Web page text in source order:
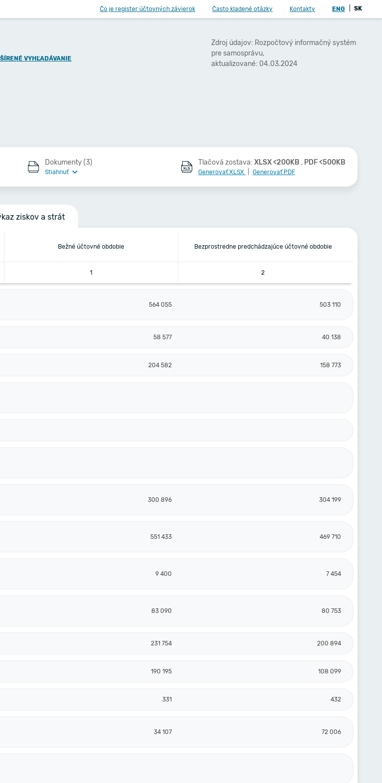
Čo je register účtovných závierok Často kladené otázky Kontakty ENG SK
VYHĽADÁVANIE
Zdroj údajov: Rozpočtový informačný systém
pre samosprávu,
aktualizované: 04.03.2024
Dokumenty (3)
Stiahnuť
Tlačová zostava: XLSX <200KB , PDF <500KB
Generovať XLSX Generovať PDF
ziskov a strát
Bežné účtovné obdobie Bezprostredne predchádzajúce účtovné obdobie
1 2
564 055 503 110
58 577 40 138
204 582 158 773
300 896 304 199
551 433 469 710
9 400 7 454
83 090 80 753
231 754 200 894
190 195 108 099
331 432
34 107 72 006